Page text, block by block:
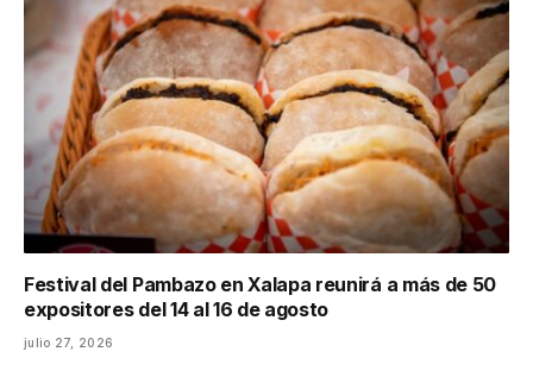
Festival del Pambazo en Xalapa reunirá a más de 50
expositores del 14 al 16 de agosto
julio 27, 2026